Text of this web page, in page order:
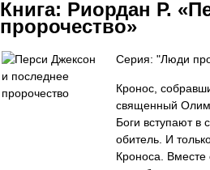
Книга: Риордан Р.
пророчество»
Серия: "Люди
Кронос,
священный
Боги вступают в
обитель. И
Кроноса. Вместе